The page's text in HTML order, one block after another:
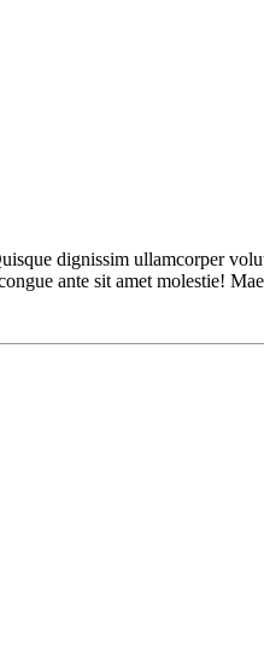
dignissim ullamcorper
ante sit amet molestie!